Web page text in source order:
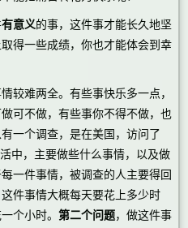
有意义的事，这件事才能长久地坚
得一些成绩，你也才能体会到幸
难两全。有些事快乐多一点，
可不做，有些事你不得不做，也
一个调查，是在美国，访问了
中，主要做些什么事情，以及做
一件事情，被调查的人主要得回
这件事情大概每天要花上多少时
个小时。 第二个问题，做这件事